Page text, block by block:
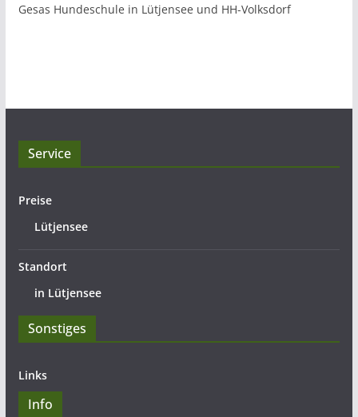
Gesas Hundeschule in Lütjensee und HH-Volksdorf
Service
Preise
Lütjensee
Standort
in Lütjensee
Sonstiges
Links
Info